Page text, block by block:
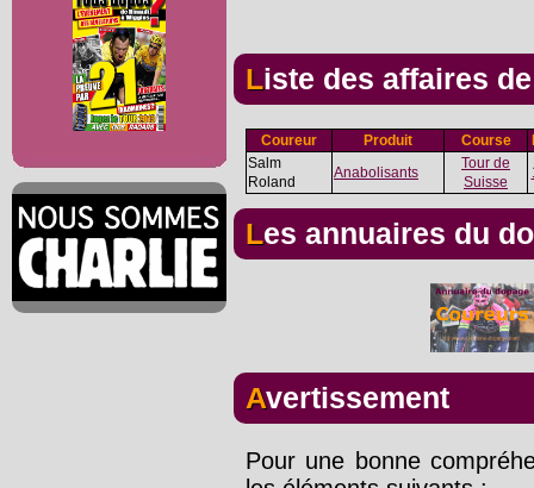
Liste des affaires
Coureur Produit Course
Salm
Roland
Anabolisants
Tour de
Suisse
Les annuaires du
Avertissement
Pour une bonne